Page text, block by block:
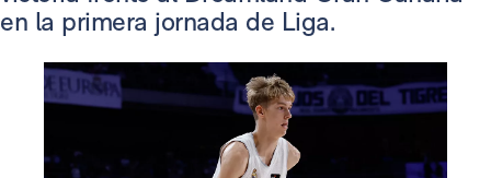
en la primera jornada de Liga.